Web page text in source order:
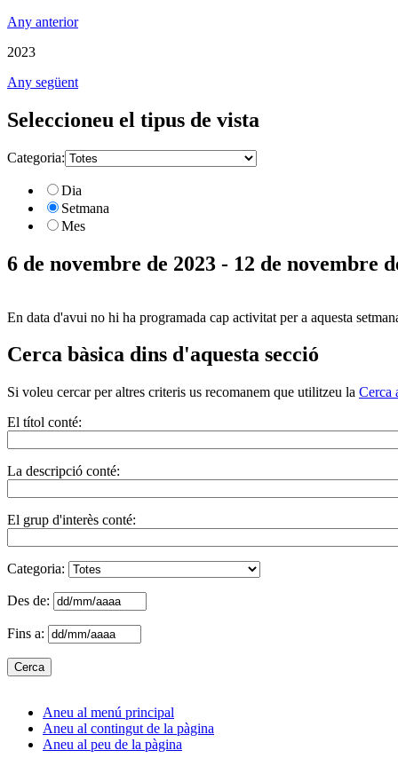
Any anterior
2023
Any següent
Seleccioneu el tipus de vista
Categoria:
Dia
Setmana
Mes
6 de novembre de 2023 - 12 de novembre
En data d'avui no hi ha programada cap activitat per a aquesta
Cerca bàsica dins d'aquesta secció
Si voleu cercar per altres criteris us recomanem que utilitzeu la Cerca
El títol conté:
La descripció conté:
El grup d'interès conté:
Categoria:
Des de:
Fins a:
Aneu al menú principal
Aneu al contingut de la pàgina
Aneu al peu de la pàgina